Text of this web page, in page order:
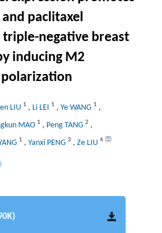
paclitaxel
triple-negative breast
inducing M2
LIU 1 , Li LEI 1 , Ye WANG 1 ,
MAO 1 , Peng TANG 2 ,
1 , Yanxi PENG 3 , Ze LIU 4